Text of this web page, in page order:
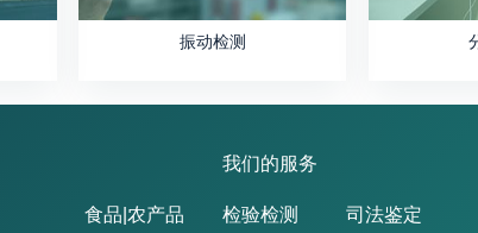
振动检测
食品|农产品
我们的服务
检验检测 司法鉴定